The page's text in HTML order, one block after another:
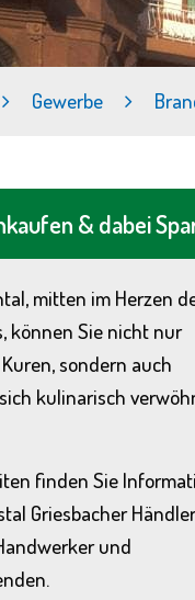
Gewerbe
& dabei
mitten im Herzen
können Sie nicht nur
sondern auch
kulinarisch
finden Sie
Griesbacher
und